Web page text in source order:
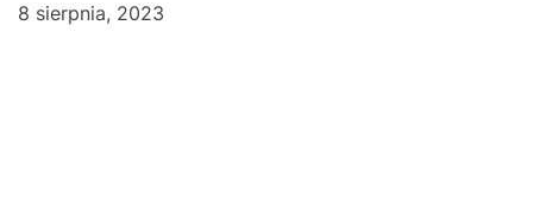
8 sierpnia, 2023